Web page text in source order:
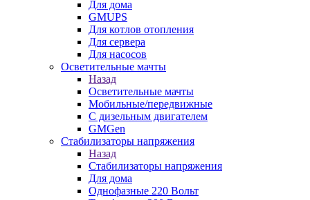
Для дома
GMUPS
Для котлов отопления
Для сервера
Для насосов
Осветительные мачты
Назад
Осветительные мачты
Мобильные/передвижные
С дизельным двигателем
GMGen
Стабилизаторы напряжения
Назад
Стабилизаторы напряжения
Для дома
Однофазные 220 Вольт